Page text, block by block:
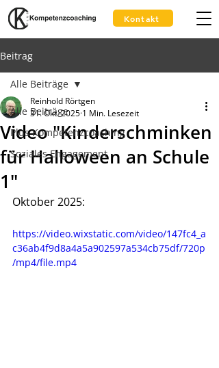
Kontakt
Beitrag
Alle Beiträge
Plus Kompetenzcoaching
Soziales Engagement
Alle Beiträge
Video "Kinderschminken
für Halloween an Schule
1"
Reinhold Rörtgen
31. Okt. 2025 1 Min. Lesezeit
Oktober 2025:
https://video.wixstatic.com/video/147fc4_a
c36ab4f9d8a4a5a902597a534cb75df/720p
/mp4/file.mp4